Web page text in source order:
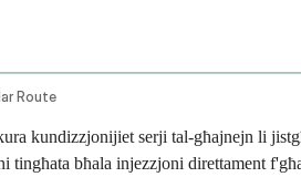
Route
kundizzjonijiet serji tal-għajnejn li
bħala injezzjoni direttament